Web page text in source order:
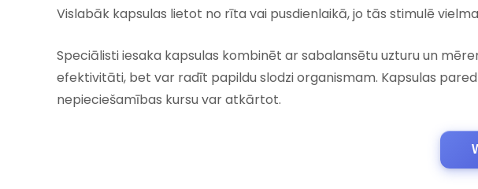
Vislabāk kapsulas lietot no rīta vai pusdienlaikā, jo tās stimulē
Speciālisti iesaka kapsulas kombinēt ar sabalansētu uzturu un
efektivitāti, bet var radīt papildu slodzi organismam. Kapsulas
nepieciešamības kursu var atkārtot.